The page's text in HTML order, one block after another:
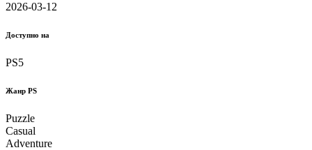
2026-03-12
Доступно на
PS5
Жанр PS
Puzzle
Casual
Adventure